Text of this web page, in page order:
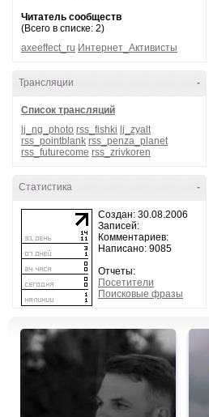
Читатель сообществ
(Всего в списке: 2)
axeeffect_ru Интернет_Активисты
-
Трансляции
Список трансляций
lj_ng_photo rss_fishki lj_zyalt
rss_pointblank rss_penza_planet
rss_futurecome rss_zrivkoren
-
Статистика
Создан: 30.08.2006
Записей:
Комментариев:
Написано: 9085
Отчеты:
Посетители
Поисковые фразы